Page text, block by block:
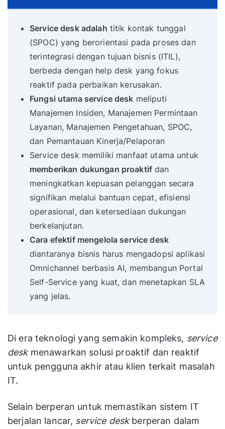
Service desk adalah titik kontak tunggal
(SPOC) yang berorientasi pada proses dan
terintegrasi dengan tujuan bisnis (ITIL),
berbeda dengan help desk yang fokus
reaktif pada perbaikan kerusakan.
Fungsi utama service desk meliputi
Manajemen Insiden, Manajemen Permintaan
Layanan, Manajemen Pengetahuan, SPOC,
dan Pemantauan Kinerja/Pelaporan
Service desk memiliki manfaat utama untuk
memberikan dukungan proaktif dan
meningkatkan kepuasan pelanggan secara
signifikan melalui bantuan cepat, efisiensi
operasional, dan ketersediaan dukungan
berkelanjutan.
Cara efektif mengelola service desk
diantaranya bisnis harus mengadopsi aplikasi
Omnichannel berbasis AI, membangun Portal
Self-Service yang kuat, dan menetapkan SLA
yang jelas.
Di era teknologi yang semakin kompleks, service
deskmenawarkan solusi proaktif dan reaktif
untuk pengguna akhir atau klien terkait masalah
IT.
Selain berperan untuk memastikan sistem IT
berjalan lancar, service deskberperan dalam